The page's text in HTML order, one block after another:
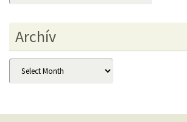
Archív
Archív